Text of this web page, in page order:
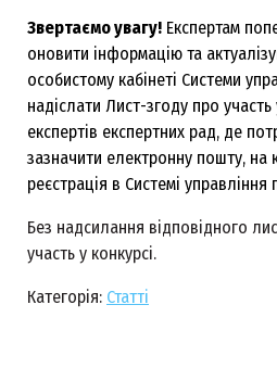
Звертаємо увагу! Експертам
оновити інформацію та
особистому кабінеті Системи
надіслати Лист-згоду про
експертів експертних рад, де
зазначити електронну пошту, на
реєстрація в Системі управління
Без надсилання відповідного
участь у конкурсі.
Категорія: Статті